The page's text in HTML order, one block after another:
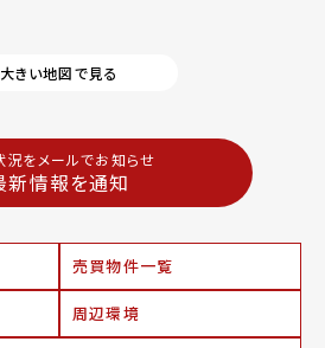
大きい地図で見る
況をメールでお知らせ
新情報を通知
売買物件一覧
周辺環境